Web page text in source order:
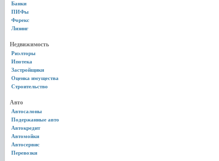
Банки
ПИФы
Форекс
Лизинг
Недвижимость
Риэлторы
Ипотека
Застройщики
Оценка имущества
Строительство
Авто
Автосалоны
Подержанные авто
Автокредит
Автомойки
Автосервис
Перевозки